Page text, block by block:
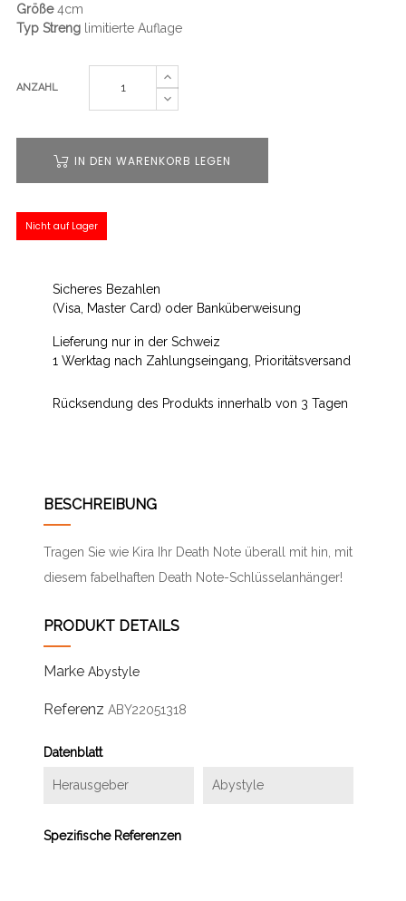
Größe4cm
Typ Streng limitierte Auflage
ANZAHL
IN DEN WARENKORB LEGEN
Nicht auf Lager
Sicheres Bezahlen
(Visa, Master Card) oder Banküberweisung
Lieferung nur in der Schweiz
1 Werktag nach Zahlungseingang, Prioritätsversand
Rücksendung des Produkts innerhalb von 3 Tagen
BESCHREIBUNG
Tragen Sie wie Kira Ihr Death Note überall mit hin, mit
diesem fabelhaften Death Note-Schlüsselanhänger!
PRODUKT DETAILS
Marke Abystyle
Referenz ABY22051318
Datenblatt
Herausgeber Abystyle
Spezifische Referenzen